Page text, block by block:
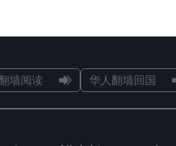
墙阅读 华人翻墙回国